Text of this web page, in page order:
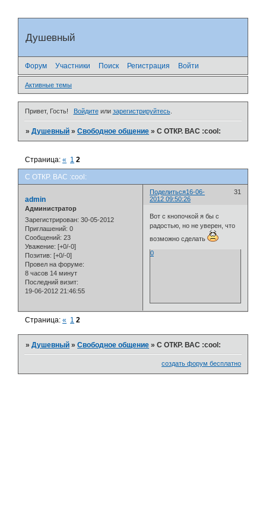
Душевный
Форум Участники Поиск Регистрация Войти
Активные темы
Привет, Гость! Войдитеили зарегистрируйтесь.
»Душевный »Свободное общение »С ОТКР. ВАС :cool:
С ОТКР. ВАС :cool:
Страница:« 1 2
Поделиться 31
16-06-
2012 09:50:26
admin
Администратор
Зарегистрирован: 30-05-2012
Приглашений: 0
Сообщений: 23
Уважение: [+0/-0]
Позитив: [+0/-0]
Провел на форуме:
8 часов 14 минут
Последний визит:
19-06-2012 21:46:55
Вот с кнопочкой я бы с
радостью, но не уверен, что
возможно сделать
0
Страница:« 1 2
»Душевный »Свободное общение »С ОТКР. ВАС :cool:
создать форум бесплатно